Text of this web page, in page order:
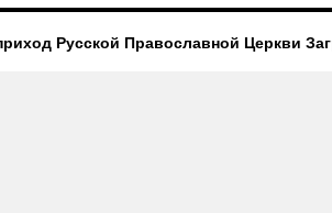
Русской Православной Церкви